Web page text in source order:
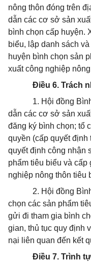
nông thôn đóng trên
dẫn các cơ sở sản
bình chọn cấp huyện.
biểu, lập danh sách
huyện bình chọn sản
xuất công nghiệp
Điều 6. Trách
1. Hội đồng
dẫn các cơ sở sản
đăng ký bình chọn; tổ
quyền (cấp quyết
quyết định công nhận
phẩm tiêu biểu và
nghiệp nông thôn tiêu
2. Hội đồng
chọn các sản phẩm
gửi đi tham gia bình
gian, thủ tục quy định
nại liên quan đến kết
Điều 7. Trình